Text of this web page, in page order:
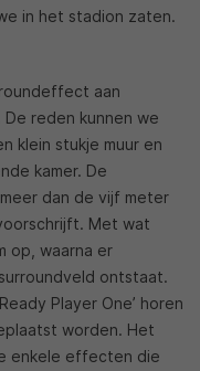
in het stadion zaten.
aan
reden kunnen we
klein stukje muur en
kamer. De
dan de vijf meter
Met wat
op, waarna er
ontstaat.
Player One’ horen
worden. Het
enkele effecten die